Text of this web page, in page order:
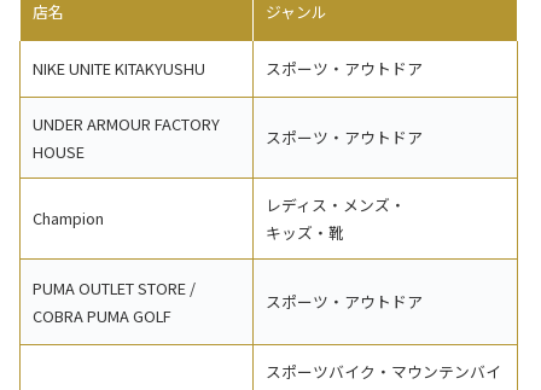
店名 ジャンル
NIKE UNITE KITAKYUSHU スポーツ・アウトドア
UNDER ARMOUR FACTORY
HOUSE
スポーツ・アウトドア
Champion
レディス・メンズ・
キッズ・靴
PUMA OUTLET STORE /
COBRA PUMA GOLF
スポーツ・アウトドア
スポーツバイク・マウンテンバイ